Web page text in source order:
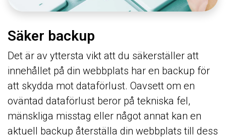
Säker backup
Det är av yttersta vikt att du säkerställer att
innehållet på din webbplats har en backup för
att skydda mot dataförlust. Oavsett om en
oväntad dataförlust beror på tekniska fel,
mänskliga misstag eller något annat kan en
aktuell backup återställa din webbplats till dess